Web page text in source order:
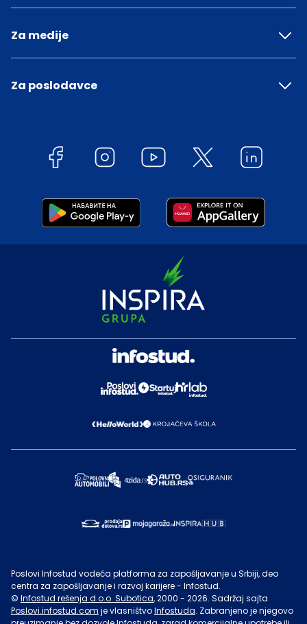
Za medije
Za poslodavce
Poslovi Infostud vodeća platforma za zapošljavanje u Srbiji, deo
centra za zapošljavanje i razvoj karijere - Infostud.
© Infostud rešenja d.o.o. Subotica, 2000 - 2026. Sadržaj sajta
Poslovi.infostud.com je vlasništvoInfostuda. Zabranjeno je njegovo